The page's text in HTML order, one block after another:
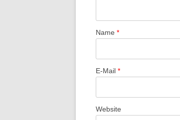
Name *
E-Mail *
Website